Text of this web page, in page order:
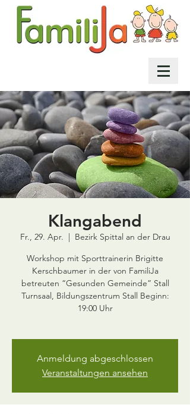
Klangabend
Fr., 29. Apr.
  |
Bezirk Spittal an der Drau
Workshop mit Sporttrainerin Brigitte
Kerschbaumer in der von FamiliJa
betreuten “Gesunden Gemeinde” Stall
Turnsaal, Bildungszentrum Stall Beginn:
19:00 Uhr
Anmeldung abgeschlossen
Veranstaltungen ansehen